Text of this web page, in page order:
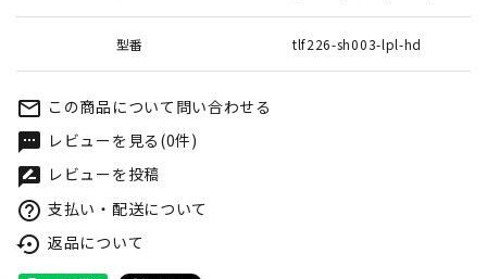
型番 tlf226-sh003-lpl-hd
mail_outline この商品について問い合わせる
textsms レビューを見る(0件)
rate_review レビューを投稿
help_outline 支払い・配送について
settings_backup_restore 返品について